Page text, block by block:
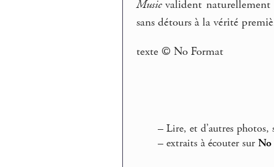
Musicvalident naturellement
sans détours à la vérité
texte © No Format
– Lire, et d’autres
– extraits à écouter sur No